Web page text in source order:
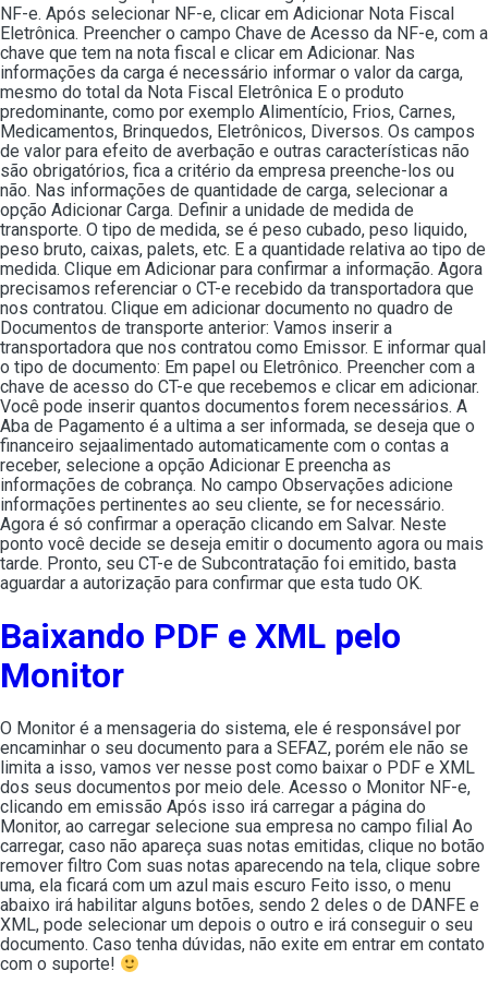
NF-e. Após selecionar NF-e, clicar em Adicionar Nota Fiscal
Eletrônica. Preencher o campo Chave de Acesso da NF-e, com a
chave que tem na nota fiscal e clicar em Adicionar. Nas
informações da carga é necessário informar o valor da carga,
mesmo do total da Nota Fiscal Eletrônica E o produto
predominante, como por exemplo Alimentício, Frios, Carnes,
Medicamentos, Brinquedos, Eletrônicos, Diversos. Os campos
de valor para efeito de averbação e outras características não
são obrigatórios, fica a critério da empresa preenche-los ou
não. Nas informações de quantidade de carga, selecionar a
opção Adicionar Carga. Definir a unidade de medida de
transporte. O tipo de medida, se é peso cubado, peso liquido,
peso bruto, caixas, palets, etc. E a quantidade relativa ao tipo de
medida. Clique em Adicionar para confirmar a informação. Agora
precisamos referenciar o CT-e recebido da transportadora que
nos contratou. Clique em adicionar documento no quadro de
Documentos de transporte anterior: Vamos inserir a
transportadora que nos contratou como Emissor. E informar qual
o tipo de documento: Em papel ou Eletrônico. Preencher com a
chave de acesso do CT-e que recebemos e clicar em adicionar.
Você pode inserir quantos documentos forem necessários. A
Aba de Pagamento é a ultima a ser informada, se deseja que o
financeiro sejaalimentado automaticamente com o contas a
receber, selecione a opção Adicionar E preencha as
informações de cobrança. No campo Observações adicione
informações pertinentes ao seu cliente, se for necessário.
Agora é só confirmar a operação clicando em Salvar. Neste
ponto você decide se deseja emitir o documento agora ou mais
tarde. Pronto, seu CT-e de Subcontratação foi emitido, basta
aguardar a autorização para confirmar que esta tudo OK.
Baixando PDF e XML pelo
Monitor
O Monitor é a mensageria do sistema, ele é responsável por
encaminhar o seu documento para a SEFAZ, porém ele não se
limita a isso, vamos ver nesse post como baixar o PDF e XML
dos seus documentos por meio dele. Acesso o Monitor NF-e,
clicando em emissão Após isso irá carregar a página do
Monitor, ao carregar selecione sua empresa no campo filial Ao
carregar, caso não apareça suas notas emitidas, clique no botão
remover filtro Com suas notas aparecendo na tela, clique sobre
uma, ela ficará com um azul mais escuro Feito isso, o menu
abaixo irá habilitar alguns botões, sendo 2 deles o de DANFE e
XML, pode selecionar um depois o outro e irá conseguir o seu
documento. Caso tenha dúvidas, não exite em entrar em contato
com o suporte!